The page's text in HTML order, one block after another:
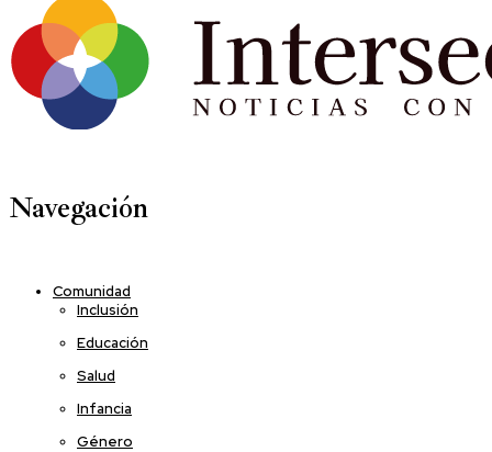
Navegación
Comunidad
Inclusión
Educación
Salud
Infancia
Género